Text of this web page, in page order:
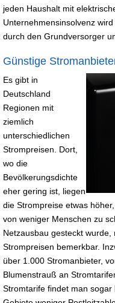
jeden Haushalt mit
Unternehmensinsolvenz
durch den Grundversorger
Günstige
Es gibt in
Deutschland
Regionen mit
ziemlich
unterschiedlichen
Strompreisen. Dort,
wo die
Bevölkerungsdichte
eher gering ist, liegen
die Strompreise etwas
von weniger Menschen zu
Netzausbau gesteckt
Strompreisen bemerkbar.
über 1.000 Stromanbieter,
Blumenstrauß an
Stromtarife findet man